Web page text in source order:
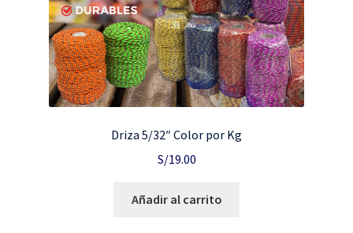
Driza 5/32″ Color por Kg
S/19.00
Añadir al carrito